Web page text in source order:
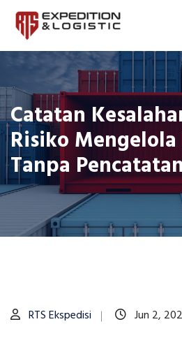
Catatan
Risiko
Tanpa
RTS Ekspedisi Jun 2,